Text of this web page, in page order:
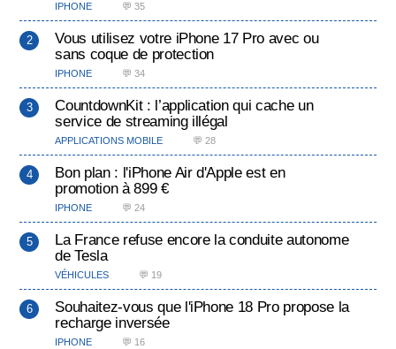
IPHONE 💬 35
Vous utilisez votre iPhone 17 Pro avec ou
sans coque de protection
IPHONE 💬 34
CountdownKit : l’application qui cache un
service de streaming illégal
APPLICATIONS MOBILE 💬 28
Bon plan : l'iPhone Air d'Apple est en
promotion à 899 €
IPHONE 💬 24
La France refuse encore la conduite autonome
de Tesla
VÉHICULES 💬 19
Souhaitez-vous que l'iPhone 18 Pro propose la
recharge inversée
IPHONE 💬 16